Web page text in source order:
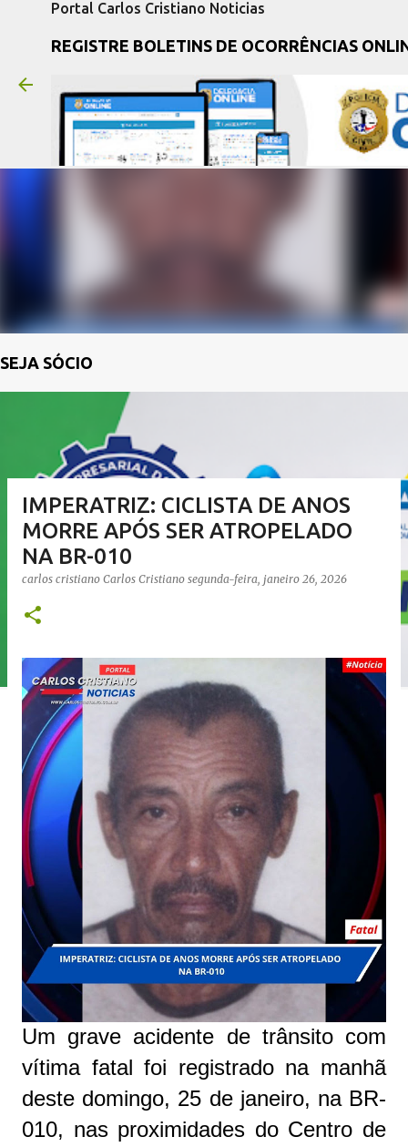
Portal Carlos Cristiano Noticias
REGISTRE BOLETINS DE OCORRÊNCIAS
SEJA SÓCIO
IMPERATRIZ: CICLISTA DE ANOS
MORRE APÓS SER ATROPELADO
NA BR-010
carlos cristiano Carlos Cristiano segunda-feira, janeiro 26, 2026
Um grave acidente de trânsito com
vítima fatal foi registrado na manhã
deste domingo, 25 de janeiro, na BR-
010, nas proximidades do Centro de